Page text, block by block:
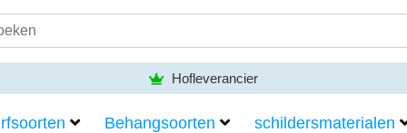
Hofleverancier
Behangsoorten schildersmaterialen